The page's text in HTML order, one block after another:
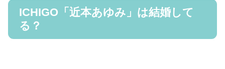
ICHIGO「近本あゆみ」は結婚して
る？